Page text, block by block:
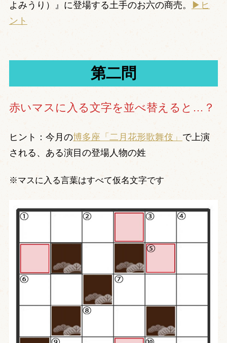
よみうり）』に登場する土手のお六の商売。
▶ヒ
ント
第二問
赤いマスに入る文字を並べ替えると…？
ヒント：今月の博多座「二月花形歌舞伎」 で上演
される、ある演目の登場人物の姓
※マスに入る言葉はすべて仮名文字です